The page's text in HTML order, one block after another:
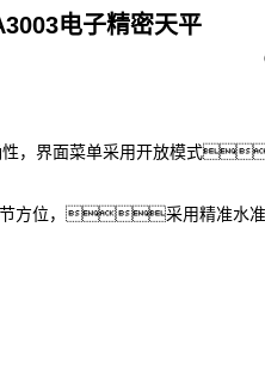
电子精密天平
性，界面菜单采用开放模式
节方位，采用精准